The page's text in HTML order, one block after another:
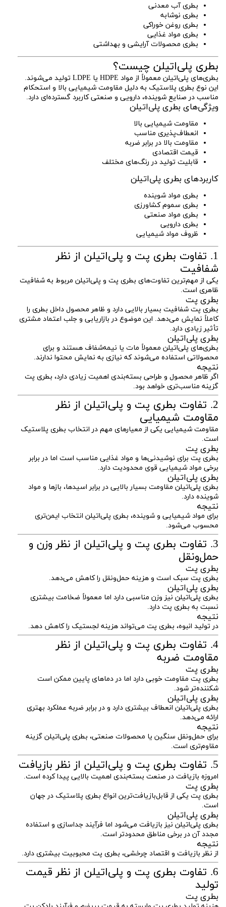
بطری آب معدنی
بطری نوشابه
بطری روغن خوراکی
بطری مواد غذایی
بطری محصولات آرایشی و بهداشتی
بطری پلی‌اتیلن چیست؟
بطری‌های پلی‌اتیلن معمولاً از مواد HDPE یا LDPE تولید می‌شوند.
این نوع بطری پلاستیک به دلیل مقاومت شیمیایی بالا و استحکام
مناسب در صنایع شوینده، دارویی و صنعتی کاربرد گسترده‌ای دارد.
ویژگی‌های بطری پلی‌اتیلن
مقاومت شیمیایی بالا
انعطاف‌پذیری مناسب
مقاومت بالا در برابر ضربه
قیمت اقتصادی
قابلیت تولید در رنگ‌های مختلف
کاربردهای بطری پلی‌اتیلن
بطری مواد شوینده
بطری سموم کشاورزی
بطری مواد صنعتی
بطری دارویی
ظروف مواد شیمیایی
1. تفاوت بطری پت و پلی‌اتیلن از نظر
شفافیت
یکی از مهم‌ترین تفاوت‌های بطری پت و پلی‌اتیلن مربوط به شفافیت
ظاهری است.
بطری پت
بطری پت شفافیت بسیار بالایی دارد و ظاهر محصول داخل بطری را
کاملاً نمایش می‌دهد. این موضوع در بازاریابی و جلب اعتماد مشتری
تأثیر زیادی دارد.
بطری پلی‌اتیلن
بطری‌های پلی‌اتیلن معمولاً مات یا نیمه‌شفاف هستند و برای
محصولاتی استفاده می‌شوند که نیازی به نمایش محتوا ندارند.
نتیجه
اگر ظاهر محصول و طراحی بسته‌بندی اهمیت زیادی دارد، بطری پت
گزینه مناسب‌تری خواهد بود.
2. تفاوت بطری پت و پلی‌اتیلن از نظر
مقاومت شیمیایی
مقاومت شیمیایی یکی از معیارهای مهم در انتخاب بطری پلاستیک
است.
بطری پت
بطری پت برای نوشیدنی‌ها و مواد غذایی مناسب است اما در برابر
برخی مواد شیمیایی قوی محدودیت دارد.
بطری پلی‌اتیلن
بطری پلی‌اتیلن مقاومت بسیار بالایی در برابر اسیدها، بازها و مواد
شوینده دارد.
نتیجه
برای مواد شیمیایی و شوینده، بطری پلی‌اتیلن انتخاب ایمن‌تری
محسوب می‌شود.
3. تفاوت بطری پت و پلی‌اتیلن از نظر وزن و
حمل‌ونقل
بطری پت
بطری پت سبک است و هزینه حمل‌ونقل را کاهش می‌دهد.
بطری پلی‌اتیلن
بطری پلی‌اتیلن نیز وزن مناسبی دارد اما معمولاً ضخامت بیشتری
نسبت به بطری پت دارد.
نتیجه
در تولید انبوه، بطری پت می‌تواند هزینه لجستیک را کاهش دهد.
4. تفاوت بطری پت و پلی‌اتیلن از نظر
مقاومت ضربه
بطری پت
بطری پت مقاومت خوبی دارد اما در دماهای پایین ممکن است
شکننده‌تر شود.
بطری پلی‌اتیلن
بطری پلی‌اتیلن انعطاف بیشتری دارد و در برابر ضربه عملکرد بهتری
ارائه می‌دهد.
نتیجه
برای حمل‌ونقل سنگین یا محصولات صنعتی، بطری پلی‌اتیلن گزینه
مقاوم‌تری است.
5. تفاوت بطری پت و پلی‌اتیلن از نظر بازیافت
امروزه بازیافت در صنعت بسته‌بندی اهمیت بالایی پیدا کرده است.
بطری پت
بطری پت یکی از قابل‌بازیافت‌ترین انواع بطری پلاستیک در جهان
است.
بطری پلی‌اتیلن
بطری پلی‌اتیلن نیز بازیافت می‌شود اما فرآیند جداسازی و استفاده
مجدد آن در برخی مناطق محدودتر است.
نتیجه
از نظر بازیافت و اقتصاد چرخشی، بطری پت محبوبیت بیشتری دارد.
6. تفاوت بطری پت و پلی‌اتیلن از نظر قیمت
تولید
بطری پت